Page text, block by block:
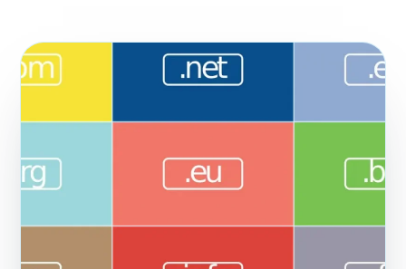
DOMENY